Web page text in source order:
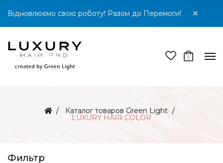
Відновлюємо свою роботу! Разом до Перемоги!
0
Каталог товаров Green Light
LUXURY HAIR COLOR
Фильтр